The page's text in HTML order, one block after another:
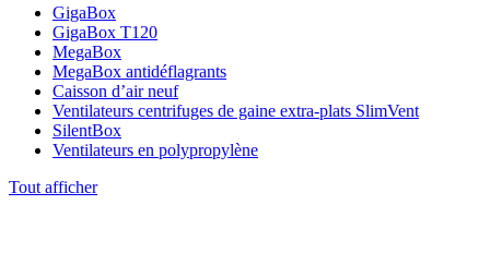
GigaBox
GigaBox T120
MegaBox
MegaBox antidéflagrants
Caisson d’air neuf
Ventilateurs centrifuges de gaine extra-plats SlimVent
SilentBox
Ventilateurs en polypropylène
Tout afficher